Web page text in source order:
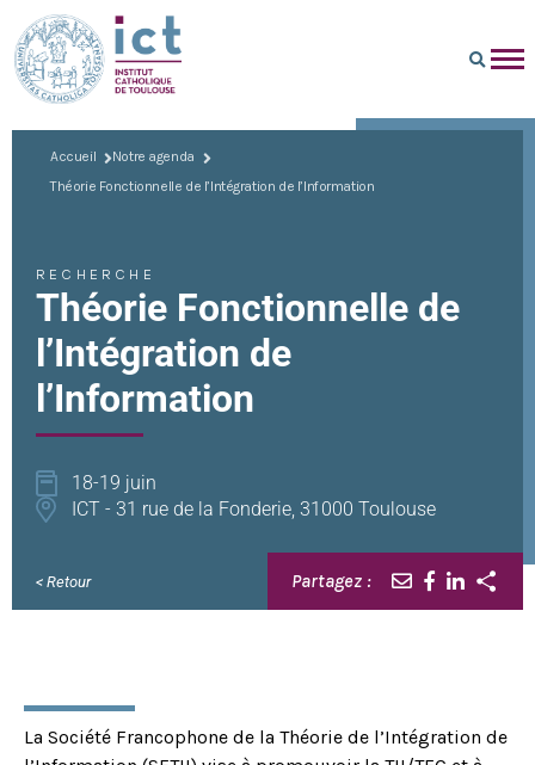
Accueil
Notre agenda
Théorie Fonctionnelle de l’Intégration de l’Information
RECHERCHE
Théorie Fonctionnelle de
l’Intégration de
l’Information
18-19 juin
ICT - 31 rue de la Fonderie, 31000 Toulouse
< Retour Partagez :
La Société Francophone de la Théorie de l’Intégration de